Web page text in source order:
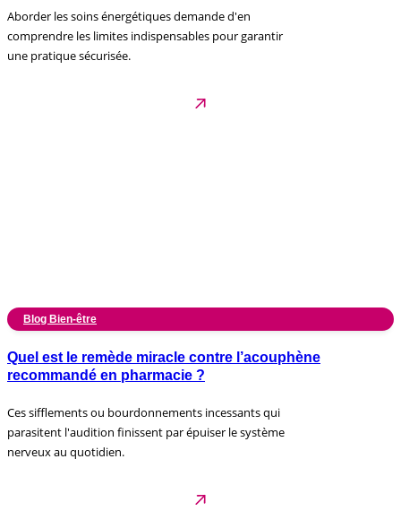
Aborder les soins énergétiques demande d'en
comprendre les limites indispensables pour garantir
une pratique sécurisée.
Blog Bien-être
Quel est le remède miracle contre l’acouphène
recommandé en pharmacie ?
Ces sifflements ou bourdonnements incessants qui
parasitent l'audition finissent par épuiser le système
nerveux au quotidien.